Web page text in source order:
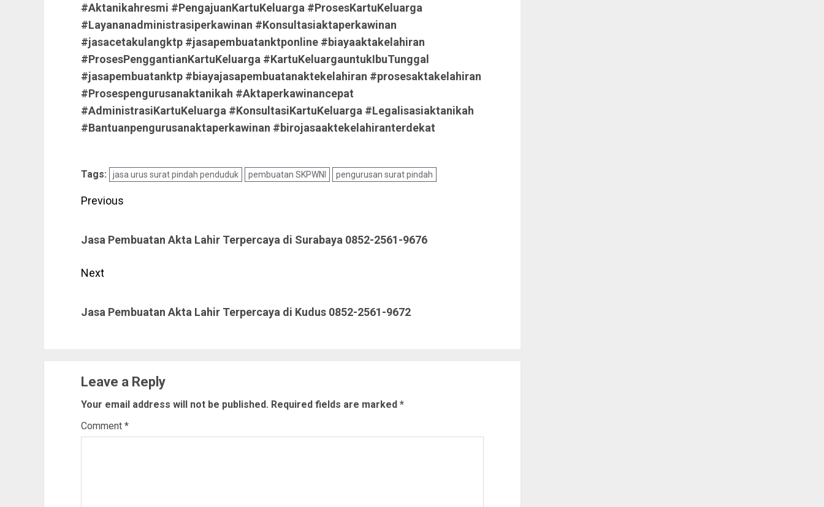
#Aktanikahresmi #PengajuanKartuKeluarga #ProsesKartuKeluarga
#Layananadministrasiperkawinan #Konsultasiaktaperkawinan
#jasacetakulangktp #jasapembuatanktponline #biayaaktakelahiran
#ProsesPenggantianKartuKeluarga #KartuKeluargauntukIbuTunggal
#jasapembuatanktp #biayajasapembuatanaktekelahiran #prosesaktakelahiran
#Prosespengurusanaktanikah #Aktaperkawinancepat
#AdministrasiKartuKeluarga #KonsultasiKartuKeluarga #Legalisasiaktanikah
#Bantuanpengurusanaktaperkawinan #birojasaaktekelahiranterdekat
Tags: jasa urus surat pindah penduduk pembuatan SKPWNI pengurusan surat pindah
Post
Previous
post:
Jasa Pembuatan Akta Lahir Terpercaya di Surabaya 0852-2561-9676
Next
post:
Jasa Pembuatan Akta Lahir Terpercaya di Kudus 0852-2561-9672
Leave a Reply
Your email address will not be published. Required fields are marked *
Comment *